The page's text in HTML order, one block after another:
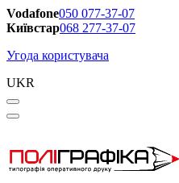
Vodafone050 077-37-07
Київстар068 277-37-07
Угода користувача
UKR